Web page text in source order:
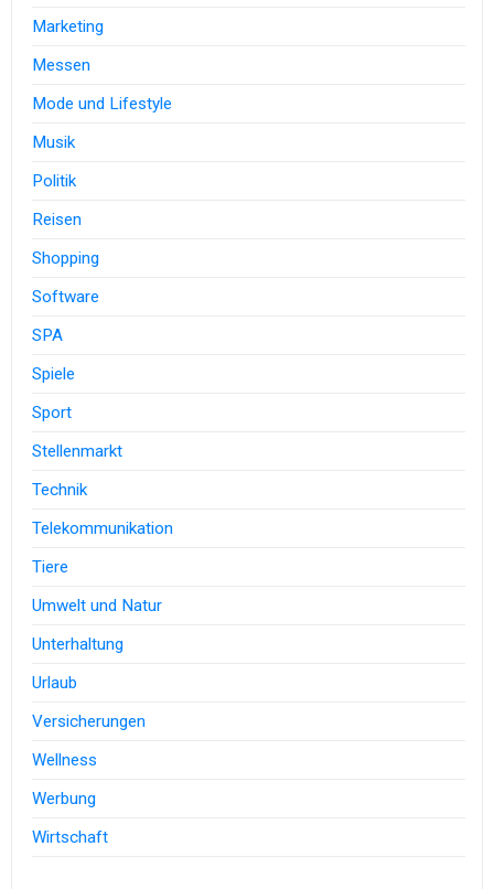
Marketing
Messen
Mode und Lifestyle
Musik
Politik
Reisen
Shopping
Software
SPA
Spiele
Sport
Stellenmarkt
Technik
Telekommunikation
Tiere
Umwelt und Natur
Unterhaltung
Urlaub
Versicherungen
Wellness
Werbung
Wirtschaft